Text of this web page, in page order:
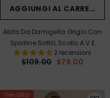
AGGIUNGI AL CARRELLO
Abito Da Damigella Grigio Con
Spalline Sottili, Scollo A V E
Volant, Perfetto Per Matrimoni In
Spiaggia.
2 recensioni
$109.00 $79.00
Vendita